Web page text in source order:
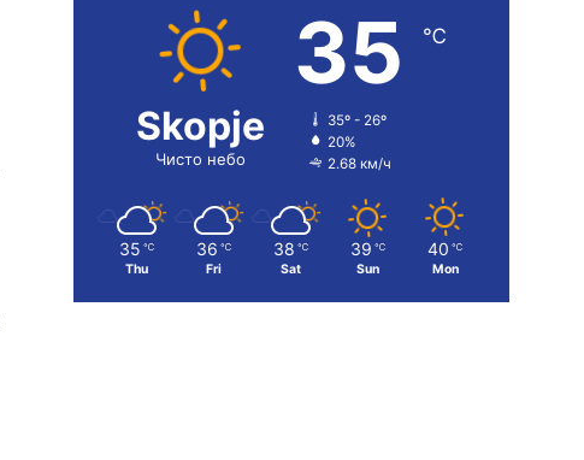
Skopje
Чисто небо
35 ℃
35º - 26º
20%
2.68 км/ч
35 ℃
Thu
36 ℃
Fri
38 ℃
Sat
39 ℃
Sun
40 ℃
Mon